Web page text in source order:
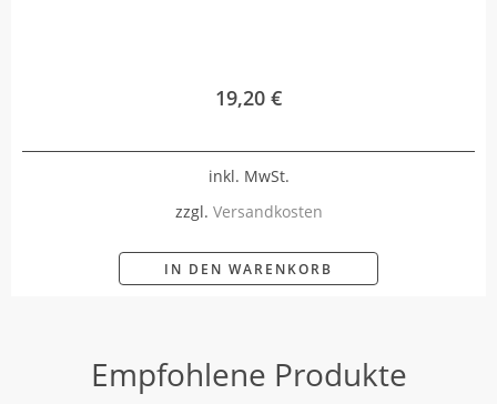
19,20 €
inkl. MwSt.
zzgl. Versandkosten
IN DEN WARENKORB
Empfohlene Produkte